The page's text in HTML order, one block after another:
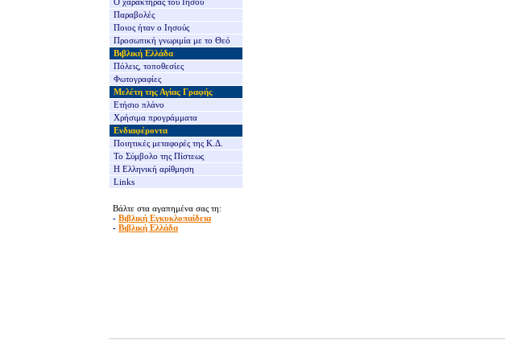
Ο χαρακτήρας του Ιησού
Παραβολές
Ποιος ήταν ο Ιησούς
Προσωπική γνωριμία με το Θεό
Βιβλική Ελλάδα
Πόλεις, τοποθεσίες
Φωτογραφίες
Μελέτη της Αγίας Γραφής
Ετήσιο πλάνο
Χρήσιμα προγράμματα
Ενδιαφέροντα
Ποιητικές μεταφορές της Κ.Δ.
Το Σύμβολο της Πίστεως
Η Ελληνική αρίθμηση
Links
Βάλτε στα αγαπημένα σας τη:
- Βιβλική Εγκυκλοπαίδεια
- Βιβλική Ελλάδα